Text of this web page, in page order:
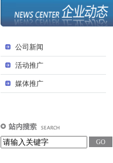
公司新闻
活动推广
媒体推广